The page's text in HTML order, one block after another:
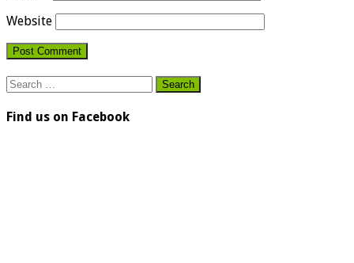
Website
Search
for:
Find us on Facebook